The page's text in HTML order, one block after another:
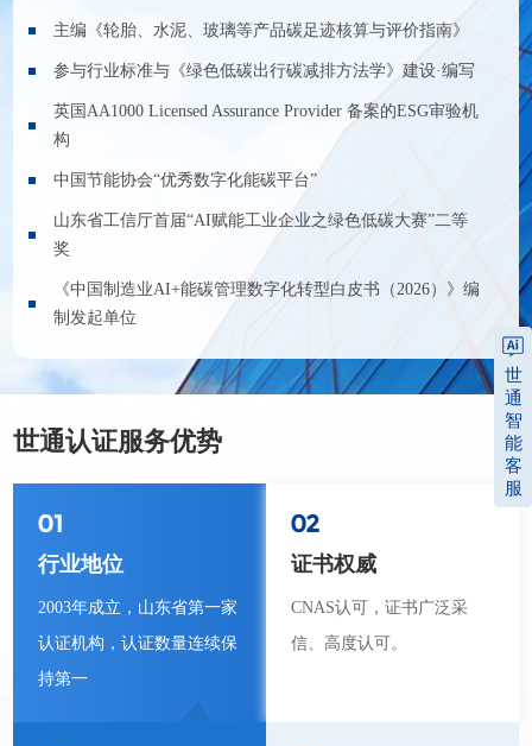
主编《轮胎、水泥、玻璃等产品碳足迹核算与评价指南》
参与行业标准与《绿色低碳出行碳减排方法学》建设·编写
英国AA1000 Licensed Assurance Provider 备案的ESG审验机
构
中国节能协会“优秀数字化能碳平台”
山东省工信厅首届“AI赋能工业企业之绿色低碳大赛”二等
奖
《中国制造业AI+能碳管理数字化转型白皮书（2026）》编
制发起单位
世通认证服务优势
01
行业地位
2003年成立，山东省第一家
认证机构，认证数量连续保
持第一
02
证书权威
CNAS认可，证书广泛采
信、高度认可。
世
通
智
能
客
服